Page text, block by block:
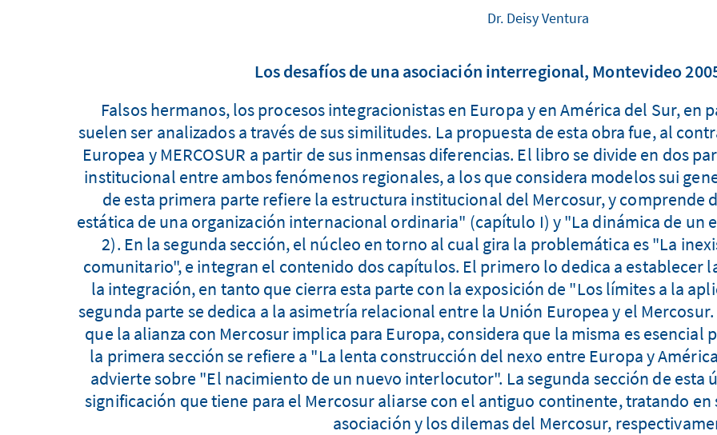
Dr. Deisy Ventura
Los desafíos de una asociación interregional, Montevideo
Falsos hermanos, los procesos integracionistas en Europa y en América del Sur, en
suelen ser analizados a través de sus similitudes. La propuesta de esta obra fue, al
Europea y MERCOSUR a partir de sus inmensas diferencias. El libro se divide en dos
institucional entre ambos fenómenos regionales, a los que considera modelos sui
de esta primera parte refiere la estructura institucional del Mercosur, y comprende
estática de una organización internacional ordinaria" (capítulo I) y "La dinámica de
2). En la segunda sección, el núcleo en torno al cual gira la problemática es "La
comunitario", e integran el contenido dos capítulos. El primero lo dedica a establecer
la integración, en tanto que cierra esta parte con la exposición de "Los límites a la
segunda parte se dedica a la asimetría relacional entre la Unión Europea y el
que la alianza con Mercosur implica para Europa, considera que la misma es esencial
la primera sección se refiere a "La lenta construcción del nexo entre Europa y
advierte sobre "El nacimiento de un nuevo interlocutor". La segunda sección de esta
significación que tiene para el Mercosur aliarse con el antiguo continente, tratando
asociación y los dilemas del Mercosur,